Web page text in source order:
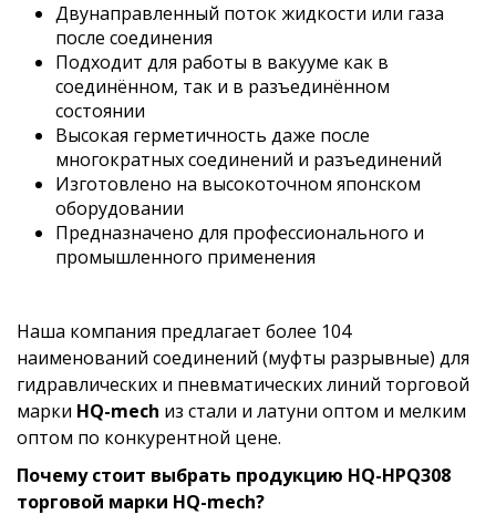
Двунаправленный поток жидкости или газа
после соединения
Подходит для работы в вакууме как в
соединённом, так и в разъединённом
состоянии
Высокая герметичность даже после
многократных соединений и разъединений
Изготовлено на высокоточном японском
оборудовании
Предназначено для профессионального и
промышленного применения
Наша компания предлагает более 104
наименований соединений (муфты разрывные) для
гидравлических и пневматических линий торговой
марки HQ-mech из стали и латуни оптом и мелким
оптом по конкурентной цене.
Почему стоит выбрать продукцию HQ-HPQ308
торговой марки HQ-mech?